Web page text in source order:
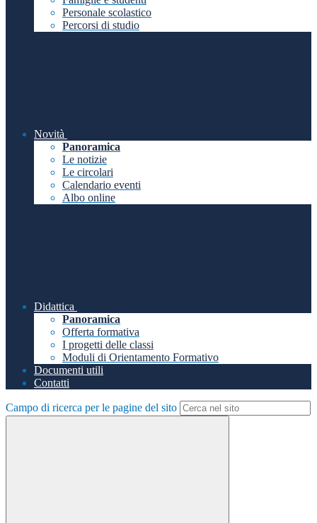
Personale scolastico
Percorsi di studio
Novità
Panoramica
Le notizie
Le circolari
Calendario eventi
Albo online
Didattica
Panoramica
Offerta formativa
I progetti delle classi
Moduli di Orientamento Formativo
Documenti utili
Contatti
Campo di ricerca per le pagine del sito